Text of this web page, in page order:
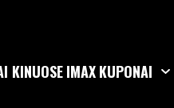
KINUOSEIMAXKUPONAI